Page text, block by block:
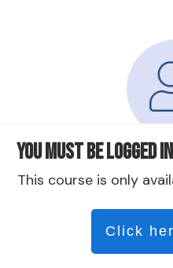
You must be logged
This course is only
Click